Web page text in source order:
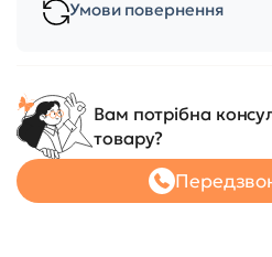
Умови повернення
Вам потрібна
товару?